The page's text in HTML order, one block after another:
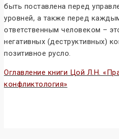
быть поставлена перед
уровней, а также перед
ответственным человеком –
негативных (деструктивных)
позитивное русло.
Оглавление книги Цой Л.Н.
конфликтология»